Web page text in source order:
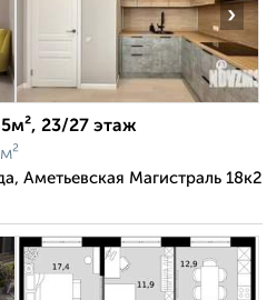
›
23/27 этаж
Аметьевская Магистраль 18к2